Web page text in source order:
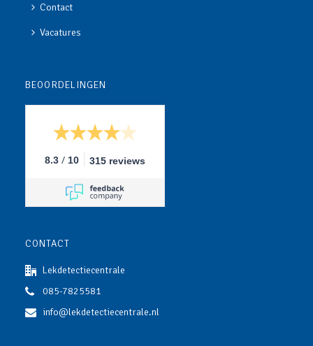
Contact
Vacatures
BEOORDELINGEN
8.3 / 10 315 reviews
CONTACT
Lekdetectiecentrale
085-7825581
info@lekdetectiecentrale.nl